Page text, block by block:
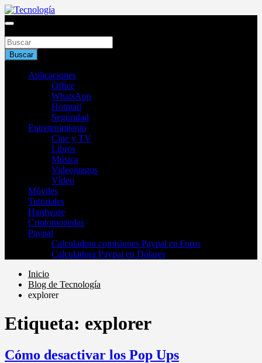
Saltar
al
Tecnología
Buscar
Aplicaciones
Office
WhatsApp
Hotmail
Seguridad
Entretenimiento
Cine y TV
Libros
Música
Videojuegos
Vídeo
Móviles
Tutoriales
Hardware
Criptomonedas
Paypal
Calculadora comisiones Paypal en €uros
Calculadora Paypal en Dólares
Inicio
Blog de Tecnología
explorer
Etiqueta: explorer
Cómo desactivar los Pop Ups